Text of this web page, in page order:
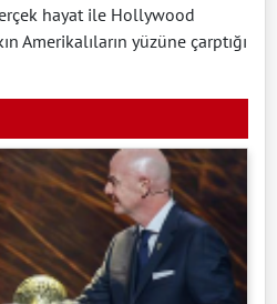
hayat ile Hollywood
Amerikalıların yüzüne çarptığı